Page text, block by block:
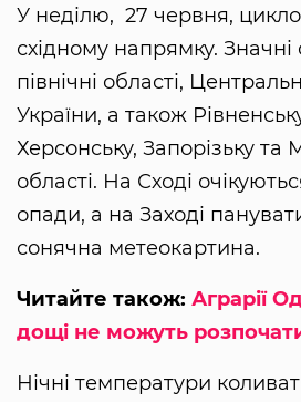
У неділю, 27 червня,
східному напрямку.
північні області,
України, а також
Херсонську, Запорізьку та
області. На Сході
опади, а на Заході
сонячна метеокартина.
Читайте також: Аграрії
дощі не можуть
Нічні температури